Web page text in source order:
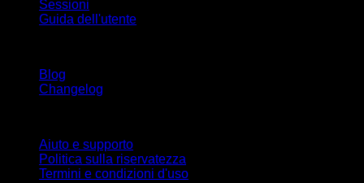
Sessioni
Guida dell'utente
Blog
Changelog
Aiuto e supporto
Politica sulla riservatezza
Termini e condizioni d'uso